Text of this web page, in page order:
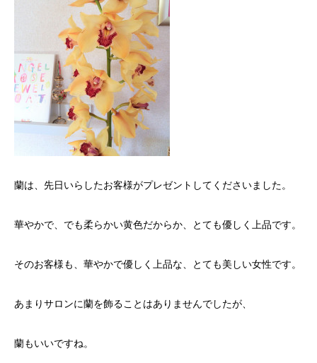
蘭は、先日いらしたお客様がプレゼントしてくださいました。
華やかで、でも柔らかい黄色だからか、とても優しく上品です。
そのお客様も、華やかで優しく上品な、とても美しい女性です。
あまりサロンに蘭を飾ることはありませんでしたが、
蘭もいいですね。